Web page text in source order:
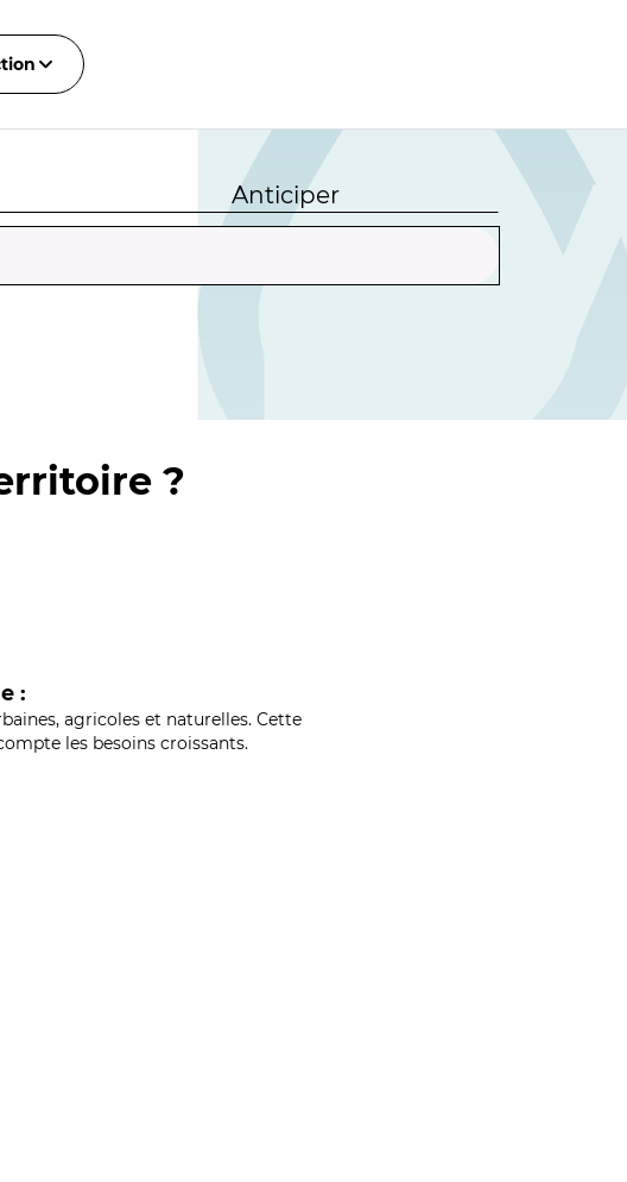
Anticiper
?
:
agricoles et naturelles. Cette
les besoins croissants.